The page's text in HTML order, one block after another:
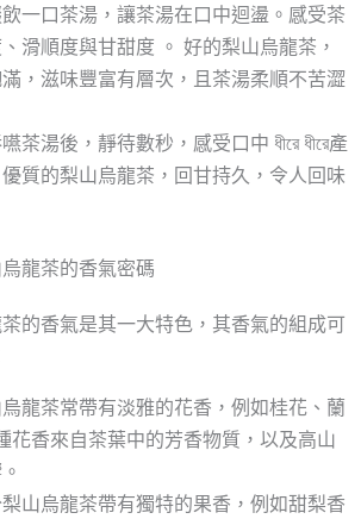
一口茶湯，讓茶湯在口中迴盪。感受茶
滑順度與甘甜度 。 好的梨山烏龍茶，
，滋味豐富有層次，且茶湯柔順不苦澀
茶湯後，靜待數秒，感受口中 ধীরে ধীরে產
質的梨山烏龍茶，回甘持久，令人回味
龍茶的香氣密碼
的香氣是其一大特色，其香氣的組成可
龍茶常帶有淡雅的花香，例如桂花、蘭
花香來自茶葉中的芳香物質，以及高山
山烏龍茶帶有獨特的果香，例如甜梨香